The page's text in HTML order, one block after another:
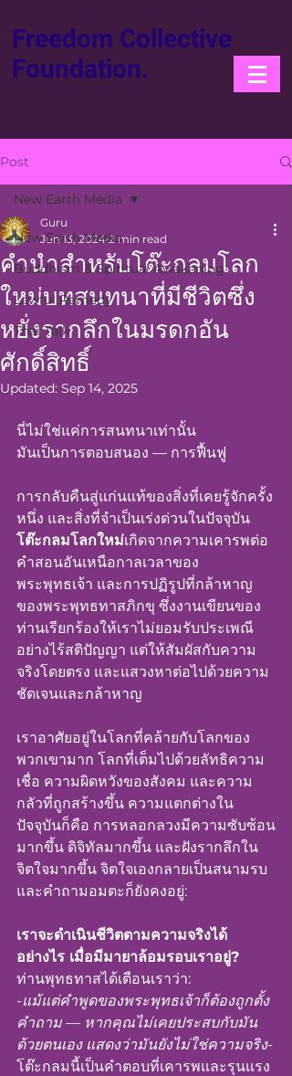
Freedom Collective
Foundation.
Post
New Earth Media
Buddhism & Spiritual Awakening
Lawful Remedy
Thai Talk
New Earth Media
คำนำสำหรับโต๊ะกลมโลก
ใหม่บทสนทนาที่มีชีวิตซึ่ง
หยั่งรากลึกในมรดกอัน
ศักดิ์สิทธิ์
Guru
Jun 13, 2024 2 min read
Updated: Sep 14, 2025
นี่ไม่ใช่แค่การสนทนาเท่านั้น
มันเป็นการตอบสนอง — การฟื้นฟู
การกลับคืนสู่แก่นแท้ของสิ่งที่เคยรู้จักครั้ง
หนึ่ง และสิ่งที่จำเป็นเร่งด่วนในปัจจุบัน
โต๊ะกลมโลกใหม่เกิดจากความเคารพต่อ
คำสอนอันเหนือกาลเวลาของ
พระพุทธเจ้า และการปฏิรูปที่กล้าหาญ
ของพระพุทธทาสภิกขุ ซึ่งงานเขียนของ
ท่านเรียกร้องให้เราไม่ยอมรับประเพณี
อย่างไร้สติปัญญา แต่ให้สัมผัสกับความ
จริงโดยตรง และแสวงหาต่อไปด้วยความ
ชัดเจนและกล้าหาญ
เราอาศัยอยู่ในโลกที่คล้ายกับโลกของ
พวกเขามาก โลกที่เต็มไปด้วยลัทธิความ
เชื่อ ความผิดหวังของสังคม และความ
กลัวที่ถูกสร้างขึ้น ความแตกต่างใน
ปัจจุบันก็คือ การหลอกลวงมีความซับซ้อน
มากขึ้น ดิจิทัลมากขึ้น และฝังรากลึกใน
จิตใจมากขึ้น จิตใจเองกลายเป็นสนามรบ
และคำถามอมตะก็ยังคงอยู่:
เราจะดำเนินชีวิตตามความจริงได้
อย่างไร เมื่อมีมายาล้อมรอบเราอยู่?
ท่านพุทธทาสได้เตือนเราว่า:
-แม้แต่คำพูดของพระพุทธเจ้าก็ต้องถูกตั้ง
คำถาม — หากคุณไม่เคยประสบกับมัน
ด้วยตนเอง แสดงว่ามันยังไม่ใช่ความจริง-
โต๊ะกลมนี้เป็นคำตอบที่เคารพและรุนแรง